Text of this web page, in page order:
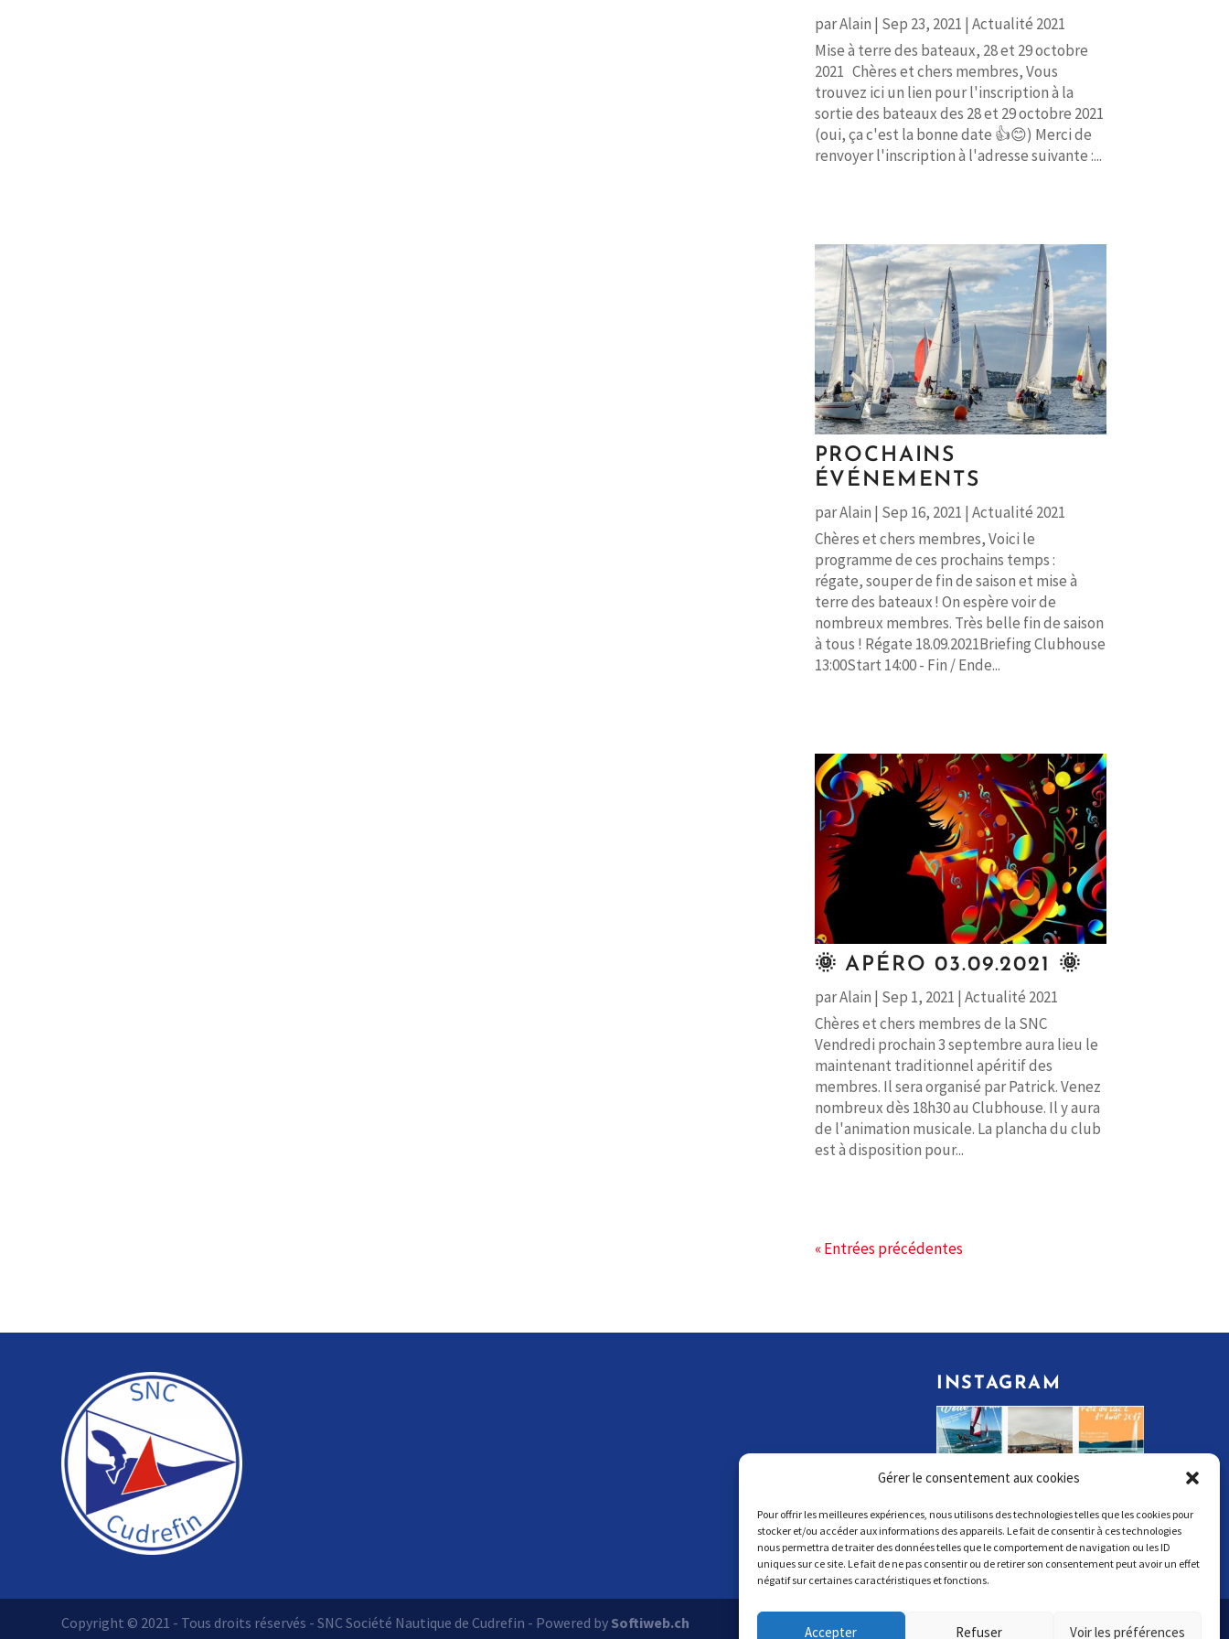
Gérer le consentement aux cookies
Pour offrir les meilleures expériences, nous utilisons des technologies telles que les cookies pour
stocker et/ou accéder aux informations des appareils. Le fait de consentir à ces technologies
nous permettra de traiter des données telles que le comportement de navigation ou les ID
uniques sur ce site. Le fait de ne pas consentir ou de retirer son consentement peut avoir un effet
négatif sur certaines caractéristiques et fonctions.
Accepter Refuser Voir les préférences
parAlain | Sep 23, 2021 | Actualité 2021
Mise à terre des bateaux, 28 et 29 octobre
2021 Chères et chers membres, Vous
trouvez ici un lien pour l'inscription à la
sortie des bateaux des 28 et 29 octobre 2021
(oui, ça c'est la bonne date 👍😊) Merci de
renvoyer l'inscription à l'adresse suivante :...
PROCHAINS
ÉVÉNEMENTS
parAlain | Sep 16, 2021 | Actualité 2021
Chères et chers membres, Voici le
programme de ces prochains temps :
régate, souper de fin de saison et mise à
terre des bateaux ! On espère voir de
nombreux membres. Très belle fin de saison
à tous ! Régate 18.09.2021Briefing Clubhouse
13:00Start 14:00 - Fin / Ende...
🌞 APÉRO 03.09.2021 🌞
parAlain | Sep 1, 2021 | Actualité 2021
Chères et chers membres de la SNC
Vendredi prochain 3 septembre aura lieu le
maintenant traditionnel apéritif des
membres. Il sera organisé par Patrick. Venez
nombreux dès 18h30 au Clubhouse. Il y aura
de l'animation musicale. La plancha du club
est à disposition pour...
« Entrées précédentes
INSTAGRAM
Copyright © 2021 - Tous droits réservés - SNC Société Nautique de Cudrefin - Powered by Softiweb.ch